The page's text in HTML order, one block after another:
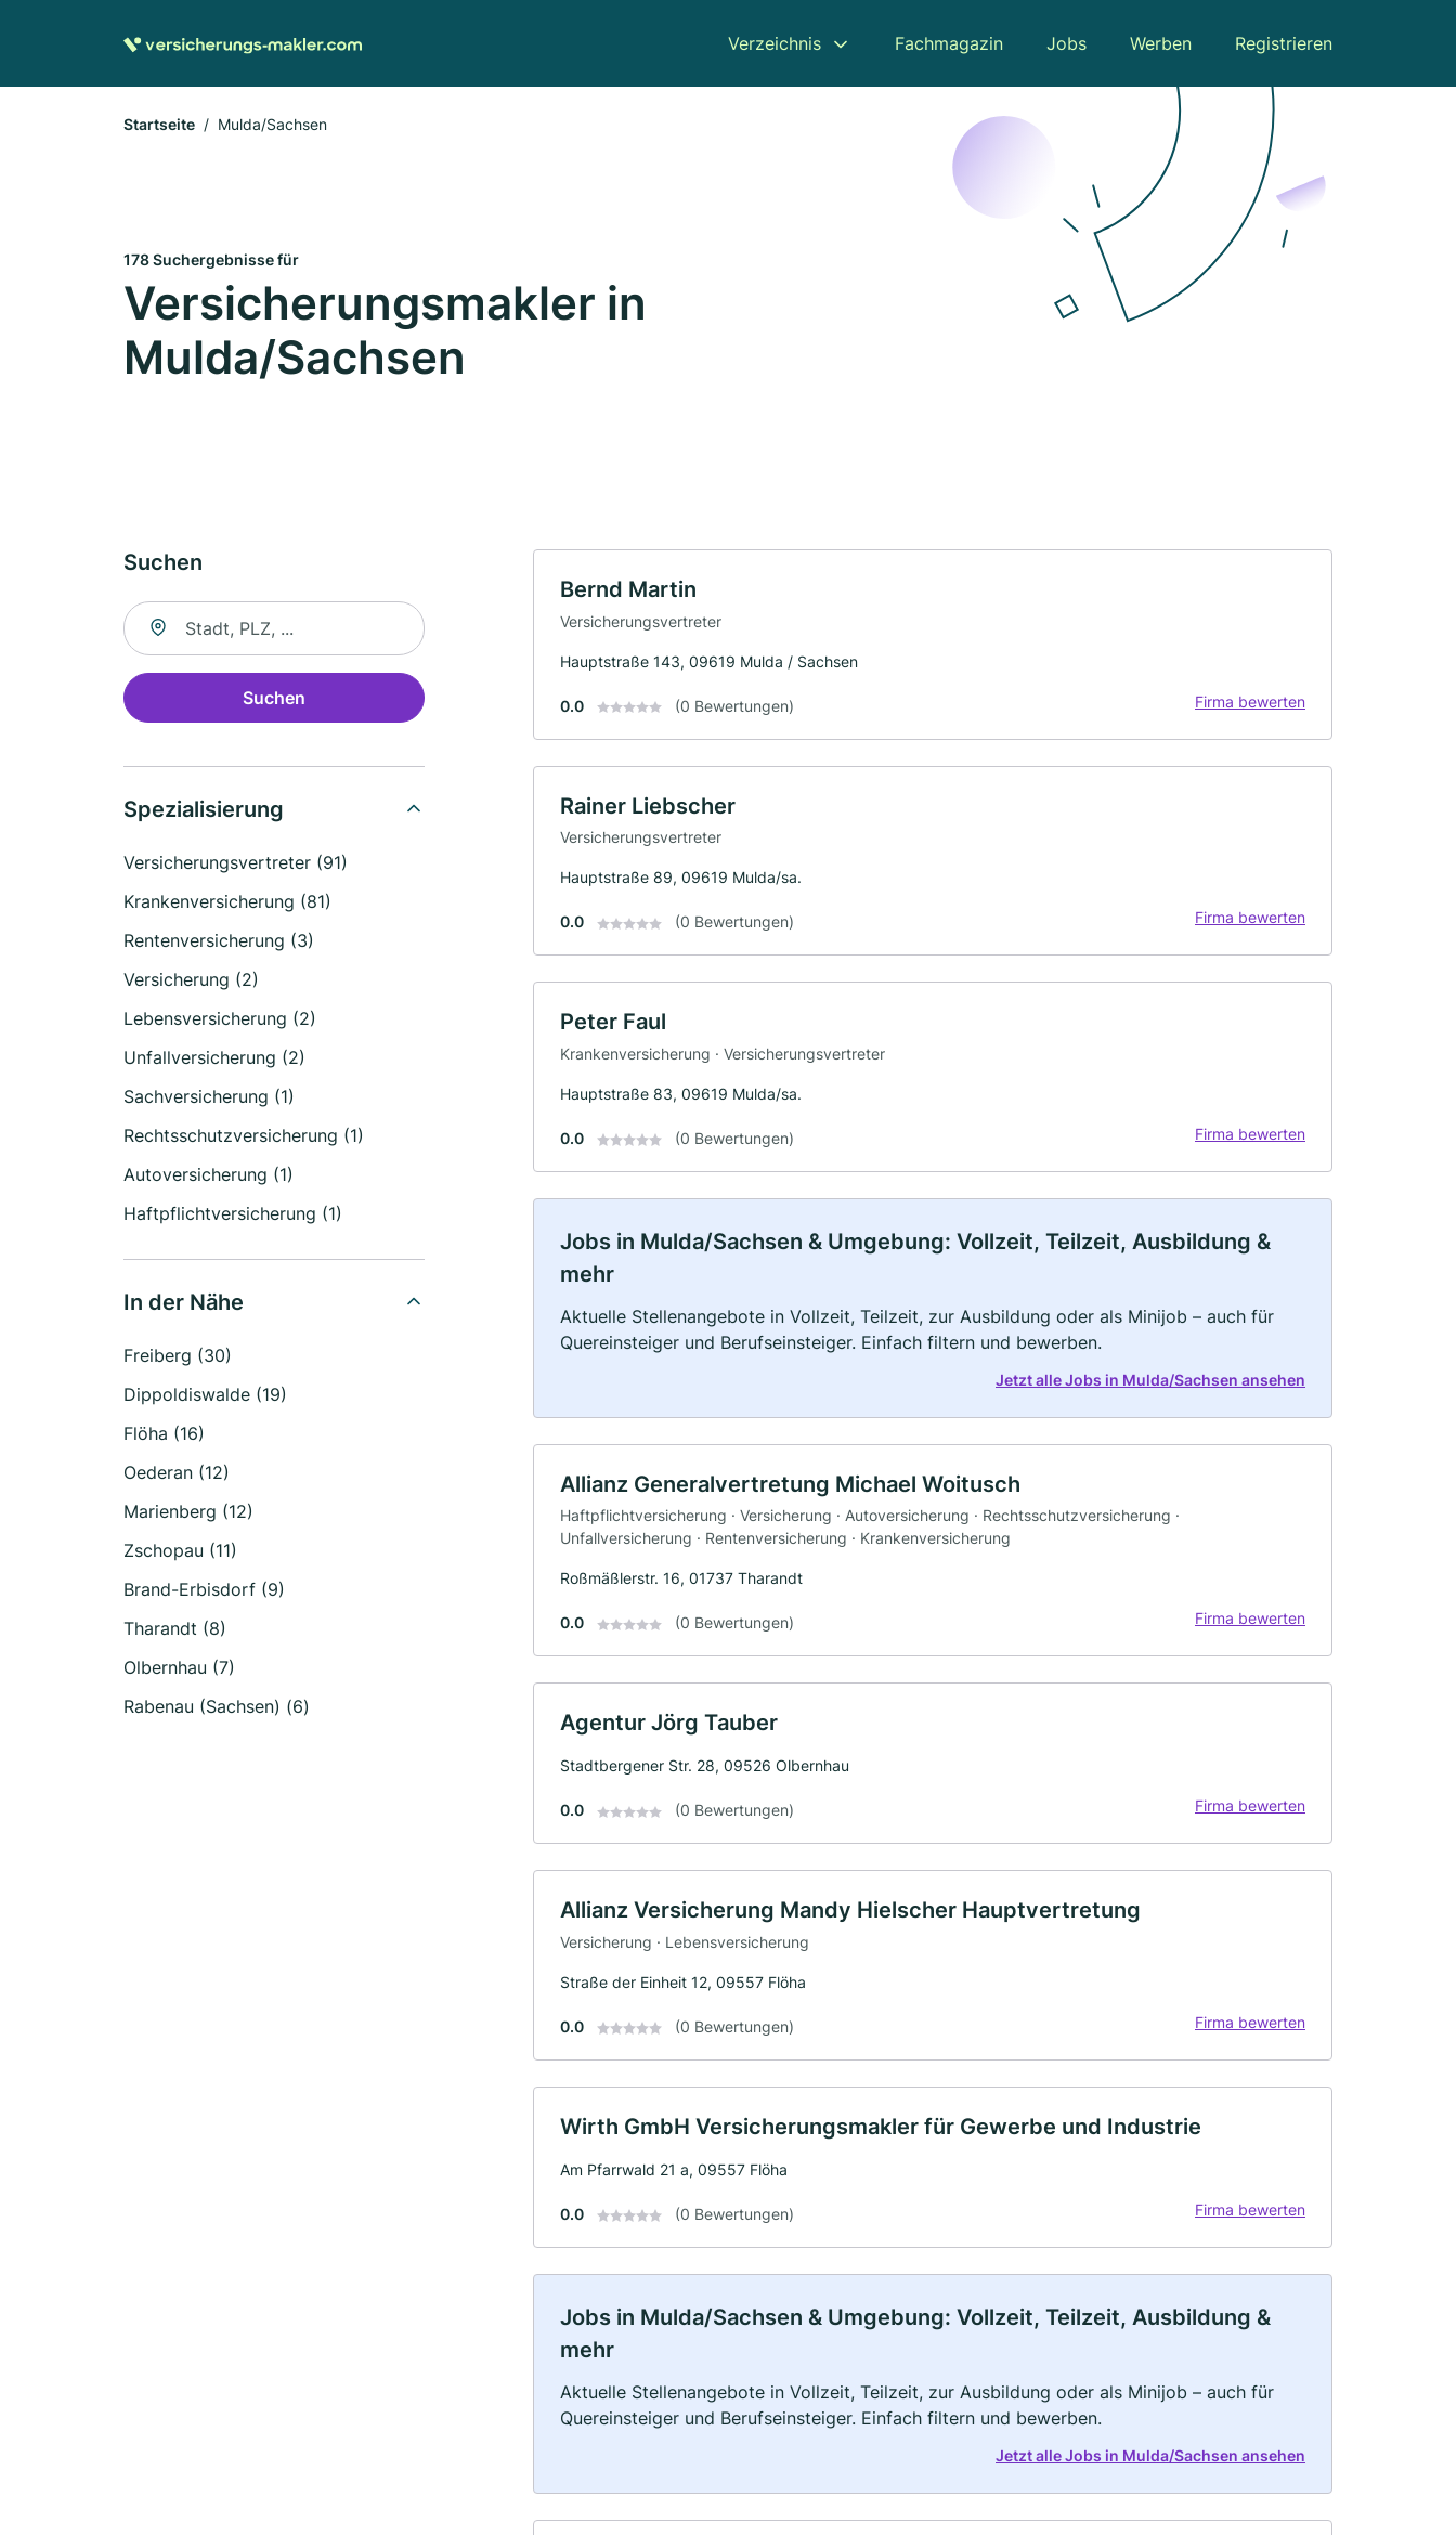
Verzeichnis Fachmagazin Jobs Werben Registrieren
Startseite Mulda/Sachsen
178 Suchergebnisse für
Versicherungsmakler in
Mulda/Sachsen
Suchen
Suche nach Ort
Suchen
Spezialisierung
Versicherungsvertreter (91)
Krankenversicherung (81)
Rentenversicherung (3)
Versicherung (2)
Lebensversicherung (2)
Unfallversicherung (2)
Sachversicherung (1)
Rechtsschutzversicherung (1)
Autoversicherung (1)
Haftpflichtversicherung (1)
In der Nähe
Freiberg (30)
Dippoldiswalde (19)
Flöha (16)
Oederan (12)
Marienberg (12)
Zschopau (11)
Brand-Erbisdorf (9)
Tharandt (8)
Olbernhau (7)
Rabenau (Sachsen) (6)
Bernd Martin
Versicherungsvertreter
Hauptstraße 143, 09619 Mulda / Sachsen
0.0 (0 Bewertungen) Firma bewerten
Rainer Liebscher
Versicherungsvertreter
Hauptstraße 89, 09619 Mulda/sa.
0.0 (0 Bewertungen) Firma bewerten
Peter Faul
Krankenversicherung · Versicherungsvertreter
Hauptstraße 83, 09619 Mulda/sa.
0.0 (0 Bewertungen) Firma bewerten
Jobs in Mulda/Sachsen & Umgebung: Vollzeit, Teilzeit, Ausbildung &
mehr
Aktuelle Stellenangebote in Vollzeit, Teilzeit, zur Ausbildung oder als Minijob – auch für
Quereinsteiger und Berufseinsteiger. Einfach filtern und bewerben.
Jetzt alle Jobs in Mulda/Sachsen ansehen
Allianz Generalvertretung Michael Woitusch
Haftpflichtversicherung · Versicherung · Autoversicherung · Rechtsschutzversicherung ·
Unfallversicherung · Rentenversicherung · Krankenversicherung
Roßmäßlerstr. 16, 01737 Tharandt
0.0 (0 Bewertungen) Firma bewerten
Agentur Jörg Tauber
Stadtbergener Str. 28, 09526 Olbernhau
0.0 (0 Bewertungen) Firma bewerten
Allianz Versicherung Mandy Hielscher Hauptvertretung
Versicherung · Lebensversicherung
Straße der Einheit 12, 09557 Flöha
0.0 (0 Bewertungen) Firma bewerten
Wirth GmbH Versicherungsmakler für Gewerbe und Industrie
Am Pfarrwald 21 a, 09557 Flöha
0.0 (0 Bewertungen) Firma bewerten
Jobs in Mulda/Sachsen & Umgebung: Vollzeit, Teilzeit, Ausbildung &
mehr
Aktuelle Stellenangebote in Vollzeit, Teilzeit, zur Ausbildung oder als Minijob – auch für
Quereinsteiger und Berufseinsteiger. Einfach filtern und bewerben.
Jetzt alle Jobs in Mulda/Sachsen ansehen